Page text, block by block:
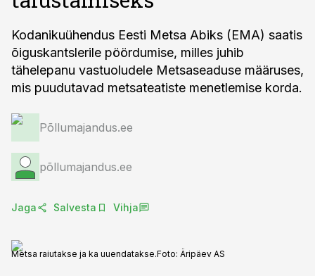
Kodanikuühendus Eesti Metsa Abiks (EMA) saatis
õiguskantslerile pöördumise, milles juhib
tähelepanu vastuoludele Metsaseaduse määruses,
mis puudutavad metsateatiste menetlemise korda.
Põllumajandus.ee
põllumajandus.ee
Jaga Salvesta Vihja
Metsa raiutakse ja ka uuendatakse.Foto: Äripäev AS